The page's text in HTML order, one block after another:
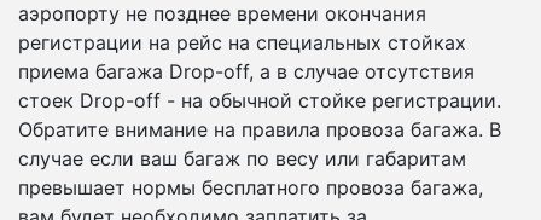
аэропорту не позднее времени окончания
регистрации на рейс на специальных стойках
приема багажа Drop-off, а в случае отсутствия
стоек Drop-off - на обычной стойке регистрации.
Обратите внимание на правила провоза багажа. В
случае если ваш багаж по весу или габаритам
превышает нормы бесплатного провоза багажа,